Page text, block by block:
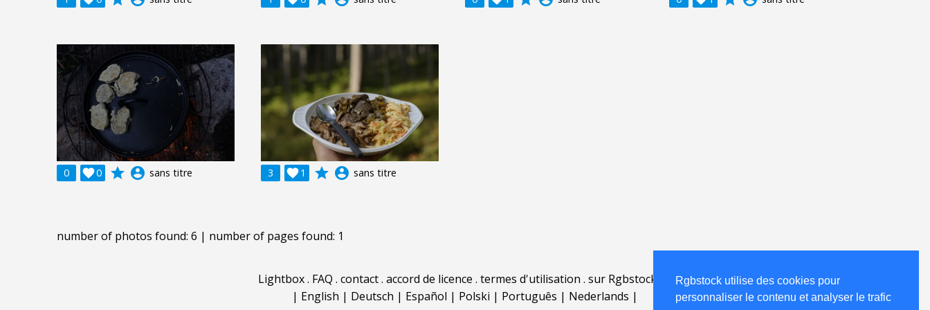
Rgbstock utilise des cookies pour
personnaliser le contenu et analyser le trafic
0 0
 grade account_circle sans titre 3 1
 grade account_circle sans titre
number of photos found: 6 | number of pages found: 1
Lightbox. FAQ . contact. accord de licence . termes d'utilisation . sur Rgbstock.fr
| English | Deutsch | Español | Polski | Português | Nederlands |